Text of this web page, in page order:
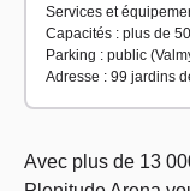
Services et
Capacités : plus de
Parking : public
Adresse : 99 jardins
Avec plus de 13